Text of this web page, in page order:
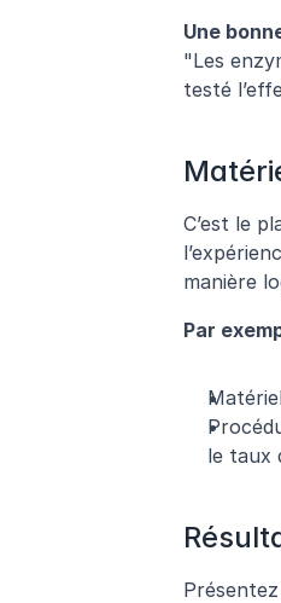
Une
"Les
testé
C’est le
manière
Par
le taux